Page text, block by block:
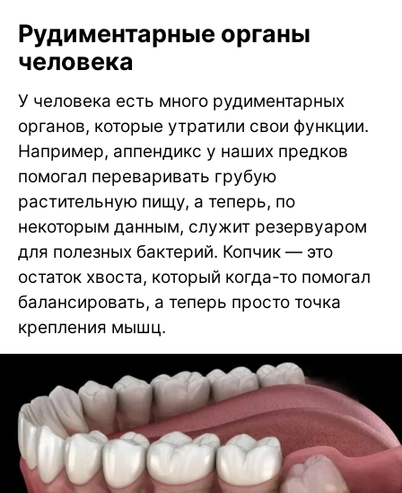
Рудиментарные органы
человека
У человека есть много рудиментарных
органов, которые утратили свои функции.
Например, аппендикс у наших предков
помогал переваривать грубую
растительную пищу, а теперь, по
некоторым данным, служит резервуаром
для полезных бактерий. Копчик — это
остаток хвоста, который когда-то помогал
балансировать, а теперь просто точка
крепления мышц.